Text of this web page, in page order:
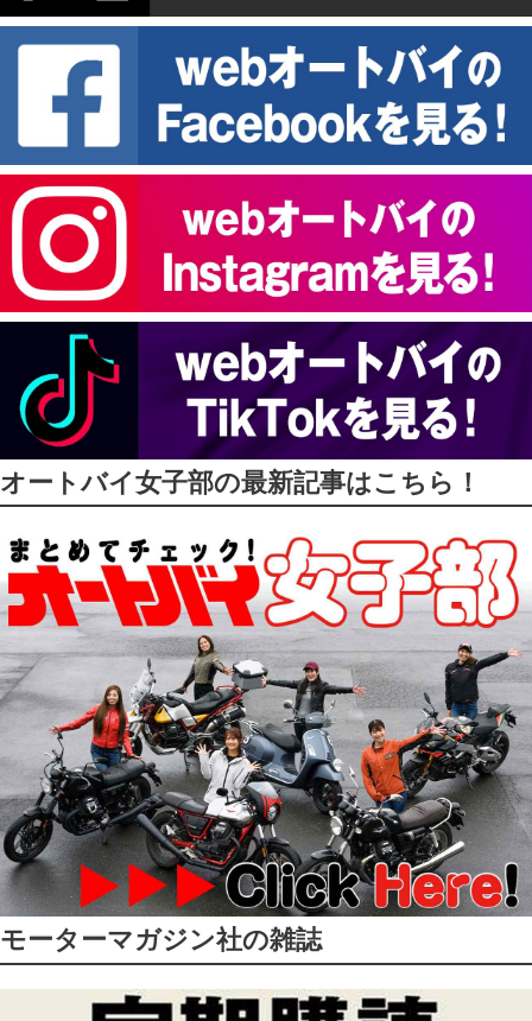
オートバイ女子部の最新記事はこちら！
モーターマガジン社の雑誌